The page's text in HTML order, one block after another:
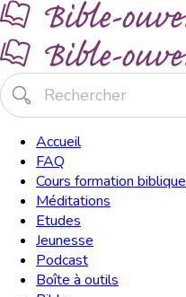
Accueil
FAQ
Cours formation biblique
Méditations
Etudes
Jeunesse
Podcast
Boîte à outils